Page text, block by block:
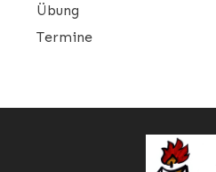
Übung
Termine